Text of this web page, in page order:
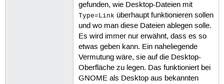
gefunden, wie Desktop-Dateien mit
Type=Link überhaupt funktionieren sollen
und wo man diese Dateien ablegen solle.
Es wird immer nur erwähnt, dass es so
etwas geben kann. Ein naheliegende
Vermutung wäre, sie auf die Desktop-
Oberfläche zu legen. Das funktioniert bei
GNOME als Desktop aus bekannten